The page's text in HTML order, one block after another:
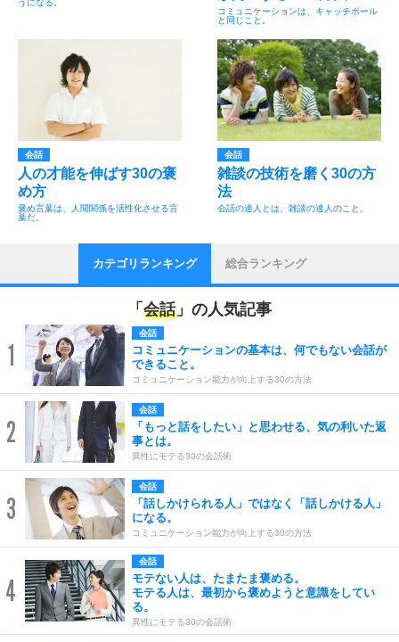
うになる。
コミュニケーションは、キャッチボール
と同じこと。
会話
人の才能を伸ばす30の褒
め方
褒め言葉は、人間関係を活性化させる言
葉だ。
会話
雑談の技術を磨く30の方
法
会話の達人とは、雑談の達人のこと。
カテゴリランキング 総合ランキング
「 会話」の人気記事
1
会話
コミュニケーションの基本は、何でもない会話が
できること。
コミュニケーション能力が向上する30の方法
2
会話
「もっと話をしたい」と思わせる、気の利いた返
事とは。
異性にモテる30の会話術
3
会話
「話しかけられる人」ではなく「話しかける人」
になる。
コミュニケーション能力が向上する30の方法
4
会話
モテない人は、たまたま褒める。
モテる人は、最初から褒めようと意識をしてい
る。
異性にモテる30の会話術